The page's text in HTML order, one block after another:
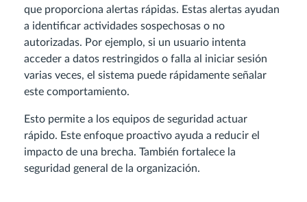
que proporciona alertas rápidas. Estas alertas ayudan
a identificar actividades sospechosas o no
autorizadas. Por ejemplo, si un usuario intenta
acceder a datos restringidos o falla al iniciar sesión
varias veces, el sistema puede rápidamente señalar
este comportamiento.
Esto permite a los equipos de seguridad actuar
rápido. Este enfoque proactivo ayuda a reducir el
impacto de una brecha. También fortalece la
seguridad general de la organización.